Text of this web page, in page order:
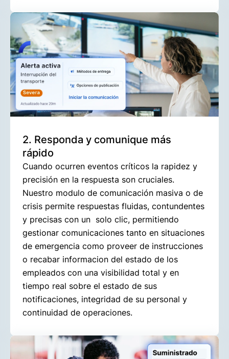
2. Responda y comunique más
rápido
Cuando ocurren eventos críticos la rapidez y
precisión en la respuesta son cruciales.
Nuestro modulo de comunicación masiva o de
crisis permite respuestas fluidas, contundentes
y precisas con un solo clic, permitiendo
gestionar comunicaciones tanto en situaciones
de emergencia como proveer de instrucciones
o recabar informacion del estado de los
empleados con una visibilidad total y en
tiempo real sobre el estado de sus
notificaciones, integridad de su personal y
continuidad de operaciones.